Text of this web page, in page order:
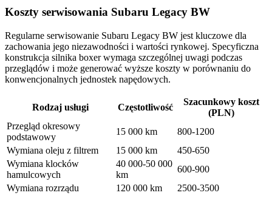
Koszty serwisowania Subaru Legacy BW
Regularne serwisowanie Subaru Legacy BW jest kluczowe dla
zachowania jego niezawodności i wartości rynkowej. Specyficzna
konstrukcja silnika boxer wymaga szczególnej uwagi podczas
przeglądów i może generować wyższe koszty w porównaniu do
konwencjonalnych jednostek napędowych.
Rodzaj usługi Częstotliwość
Szacunkowy koszt
(PLN)
Przegląd okresowy
podstawowy
15 000 km
800-1200
Wymiana oleju z filtrem
15 000 km
450-650
Wymiana klocków
hamulcowych
40 000-50 000
km
600-900
Wymiana rozrządu
120 000 km 2500-3500